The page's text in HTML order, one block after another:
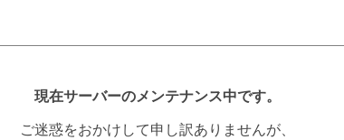
現在サーバーのメンテナンス中です。
ご迷惑をおかけして申し訳ありませんが、